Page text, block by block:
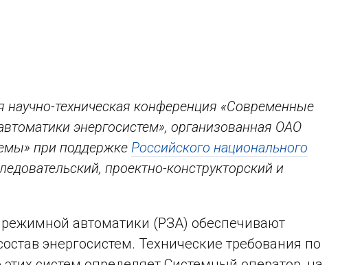
техническая конференция «Современные
энергосистем», организованная ОАО
при поддержке Российского национального
проектно-конструкторский и
автоматики (РЗА) обеспечивают
энергосистем. Технические требования по